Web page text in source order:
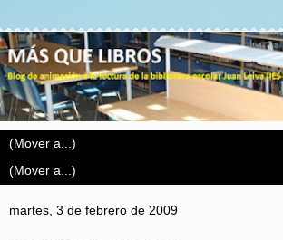
martes, 3 de febrero de 2009